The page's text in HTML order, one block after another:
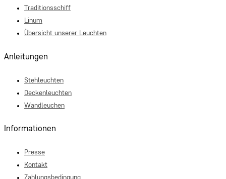
Traditionsschiff
Linum
Übersicht unserer Leuchten
Anleitungen
Stehleuchten
Deckenleuchten
Wandleuchen
Informationen
Presse
Kontakt
Zahlungsbedingung